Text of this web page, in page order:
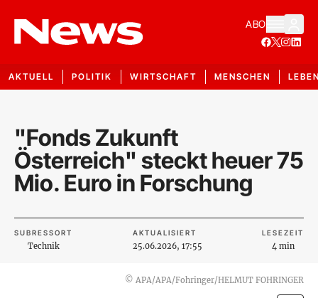
ABO
AKTUELL POLITIK WIRTSCHAFT MENSCHEN
"Fonds Zukunft
Österreich" steckt heuer 75
Mio. Euro in Forschung
SUBRESSORT
Technik
AKTUALISIERT
25.06.2026, 17:55
LESEZEIT
4 min
© APA/APA/Fohringer/HELMUT FOHRINGER